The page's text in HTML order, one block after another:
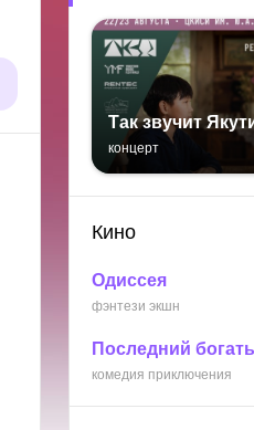
концерт
Так звучит
Кино
Одиссея
фэнтези экшн
Последний
комедия приключения